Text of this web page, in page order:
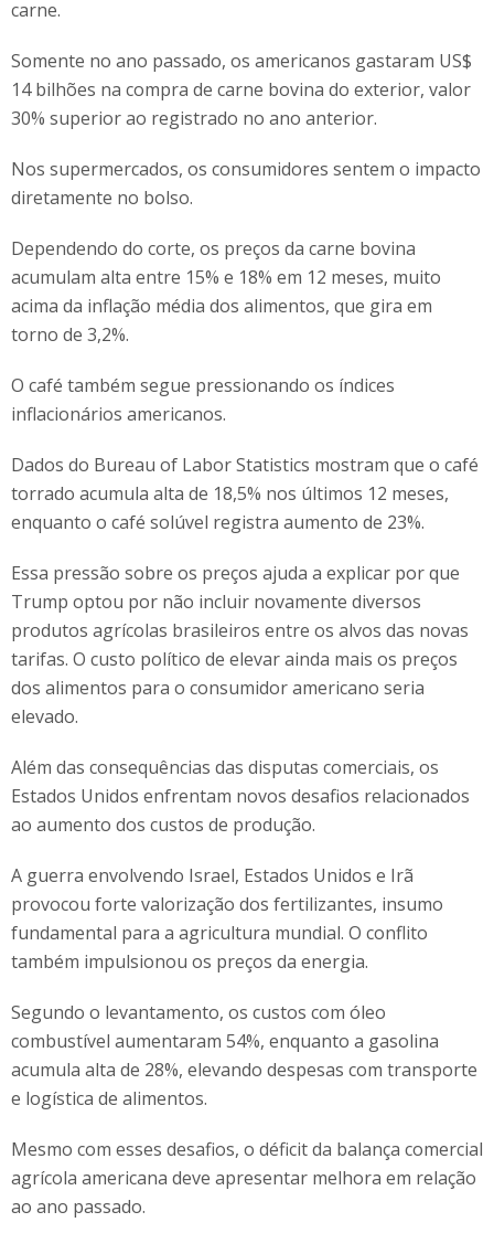
carne.
Somente no ano passado, os americanos gastaram US$
14 bilhões na compra de carne bovina do exterior, valor
30% superior ao registrado no ano anterior.
Nos supermercados, os consumidores sentem o impacto
diretamente no bolso.
Dependendo do corte, os preços da carne bovina
acumulam alta entre 15% e 18% em 12 meses, muito
acima da inflação média dos alimentos, que gira em
torno de 3,2%.
O café também segue pressionando os índices
inflacionários americanos.
Dados do Bureau of Labor Statistics mostram que o café
torrado acumula alta de 18,5% nos últimos 12 meses,
enquanto o café solúvel registra aumento de 23%.
Essa pressão sobre os preços ajuda a explicar por que
Trump optou por não incluir novamente diversos
produtos agrícolas brasileiros entre os alvos das novas
tarifas. O custo político de elevar ainda mais os preços
dos alimentos para o consumidor americano seria
elevado.
Além das consequências das disputas comerciais, os
Estados Unidos enfrentam novos desafios relacionados
ao aumento dos custos de produção.
A guerra envolvendo Israel, Estados Unidos e Irã
provocou forte valorização dos fertilizantes, insumo
fundamental para a agricultura mundial. O conflito
também impulsionou os preços da energia.
Segundo o levantamento, os custos com óleo
combustível aumentaram 54%, enquanto a gasolina
acumula alta de 28%, elevando despesas com transporte
e logística de alimentos.
Mesmo com esses desafios, o déficit da balança comercial
agrícola americana deve apresentar melhora em relação
ao ano passado.